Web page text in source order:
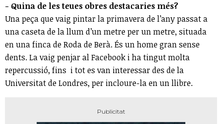
- Quina de les teues obres destacaries més?
Una peça que vaig pintar la primavera de l’any passat a
una caseta de la llum d’un metre per un metre, situada
en una finca de Roda de Berà. És un home gran sense
dents. La vaig penjar al Facebook i ha tingut molta
repercussió, fins i tot es van interessar des de la
Universitat de Londres, per incloure-la en un llibre.